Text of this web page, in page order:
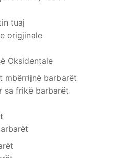
tuaj
origjinale
Oksidentale
mbërrijnë barbarët
sa frikë barbarët